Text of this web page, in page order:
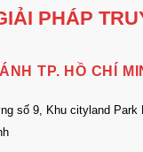
PHÁP
TP. HỒ CHÍ
số 9, Khu cityland Park